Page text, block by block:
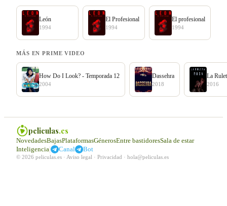
León
1994
El Profesional
1994
El profesional
1994
MÁS EN PRIME VIDEO
How Do I Look? - Temporada 12
2004
Dassehra
2018
La
2016
peliculas.es
NovedadesBajasPlataformasGénerosEntre bastidoresSala de estar
Inteligencia| Canal Bot
© 2026 peliculas.es · Aviso legal · Privacidad · hola@peliculas.es